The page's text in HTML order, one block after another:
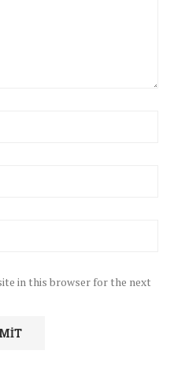
in this browser for the next